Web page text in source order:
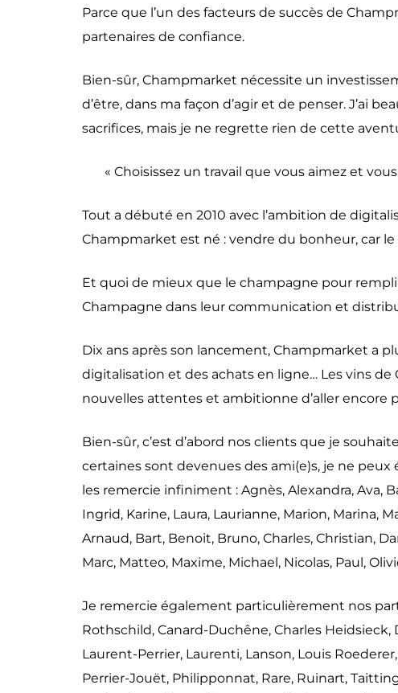
Parce que l’un des facteurs de succès de
partenaires de confiance.
Bien-sûr, Champmarket nécessite un
d’être, dans ma façon d’agir et de penser. J’ai
sacrifices, mais je ne regrette rien de cette
« Choisissez un travail que vous aimez et
Tout a débuté en 2010 avec l’ambition de
Champmarket est né : vendre du bonheur, car
Et quoi de mieux que le champagne pour
Champagne dans leur communication et
Dix ans après son lancement, Champmarket a
digitalisation et des achats en ligne… Les vins
nouvelles attentes et ambitionne d’aller encore
Bien-sûr, c’est d’abord nos clients que je
certaines sont devenues des ami(e)s, je ne
les remercie infiniment : Agnès, Alexandra, Ava,
Ingrid, Karine, Laura, Laurianne, Marion, Marina,
Arnaud, Bart, Benoit, Bruno, Charles, Christian,
Marc, Matteo, Maxime, Michael, Nicolas, Paul,
Je remercie également particulièrement nos
Rothschild, Canard-Duchêne, Charles
Laurent-Perrier, Laurenti, Lanson, Louis
Perrier-Jouët, Philipponnat, Rare, Ruinart,